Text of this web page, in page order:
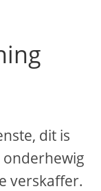
dit is
verskaffer.